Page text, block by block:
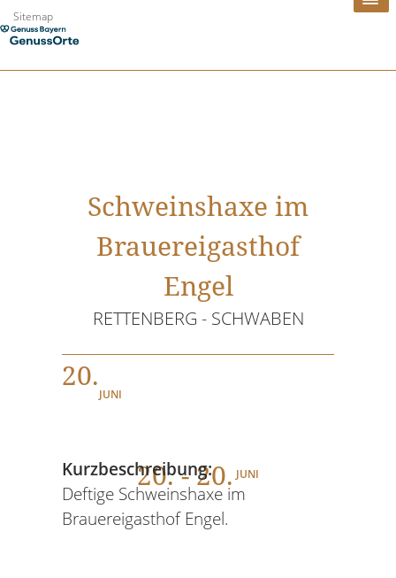
Zum
Inhalt
Sitemap
Schweinshaxe im
Brauereigasthof
Engel
RETTENBERG - SCHWABEN
20.
JUNI
20. - 20. JUNI
Kurzbeschreibung:
Deftige Schweinshaxe im
Brauereigasthof Engel.